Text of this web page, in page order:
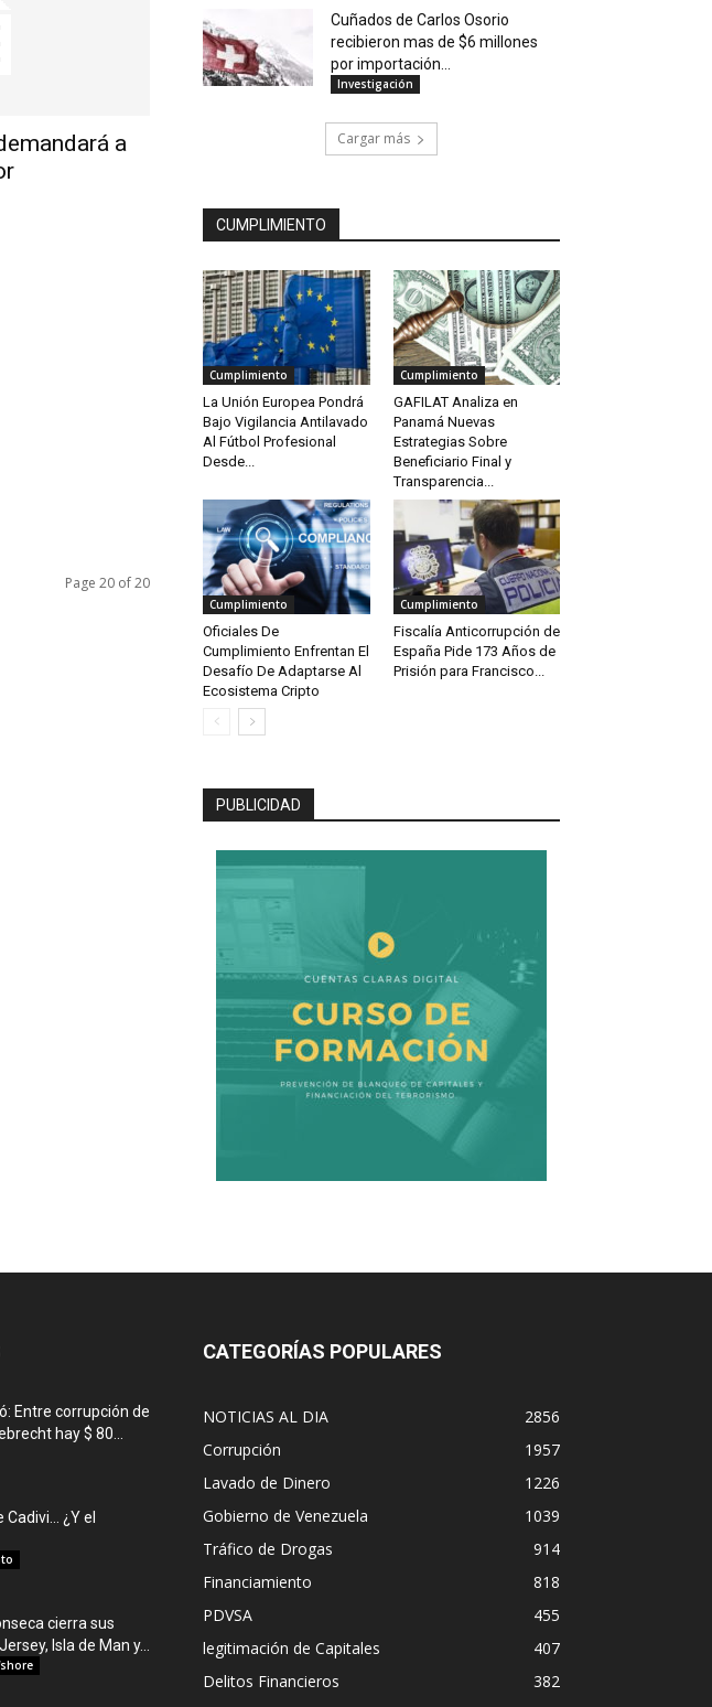
a
Page 20 of 20
Cuñados de Carlos Osorio
recibieron mas de $6 millones
por importación...
Investigación
Cargar más
CUMPLIMIENTO
Cumplimiento
La Unión Europea Pondrá
Bajo Vigilancia Antilavado
Al Fútbol Profesional
Desde...
Cumplimiento
GAFILAT Analiza en
Panamá Nuevas
Estrategias Sobre
Beneficiario Final y
Transparencia...
Cumplimiento
Oficiales De
Cumplimiento Enfrentan El
Desafío De Adaptarse Al
Ecosistema Cripto
Cumplimiento
Fiscalía Anticorrupción de
España Pide 173 Años de
Prisión para Francisco...
PUBLICIDAD
Entre corrupción de
hay $ 80...
Cadivi… ¿Y el
cierra sus
Isla de Man y...
CATEGORÍAS POPULARES
NOTICIAS AL DIA
2856
Corrupción
1957
Lavado de Dinero
1226
Gobierno de Venezuela
1039
Tráfico de Drogas
914
Financiamiento
818
PDVSA
455
legitimación de Capitales
407
Delitos Financieros
382